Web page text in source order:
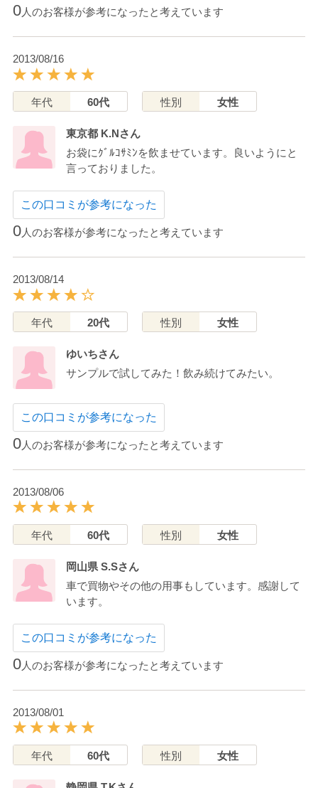
0人のお客様が参考になったと考えています
2013/08/16
年代 60代 性別 女性
東京都 K.Nさん
お袋にｸﾞﾙｺｻﾐﾝを飲ませています。良いようにと
言っておりました。
この口コミが参考になった
0人のお客様が参考になったと考えています
2013/08/14
年代 20代 性別 女性
ゆいちさん
サンプルで試してみた！飲み続けてみたい。
この口コミが参考になった
0人のお客様が参考になったと考えています
2013/08/06
年代 60代 性別 女性
岡山県 S.Sさん
車で買物やその他の用事もしています。感謝して
います。
この口コミが参考になった
0人のお客様が参考になったと考えています
2013/08/01
年代 60代 性別 女性